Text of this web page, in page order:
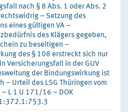
nach § 8 Abs. 1 oder Abs. 2
– Setzung des
eines gültigen VA –
des Klägers gegeben,
zu beseitigen –
des § 108 erstreckt sich nur
Versicherungsfall in der GUV
der Bindungswirkung ist
– Urteil des LSG Thüringen vom
L 1 U 171/16 – DOK